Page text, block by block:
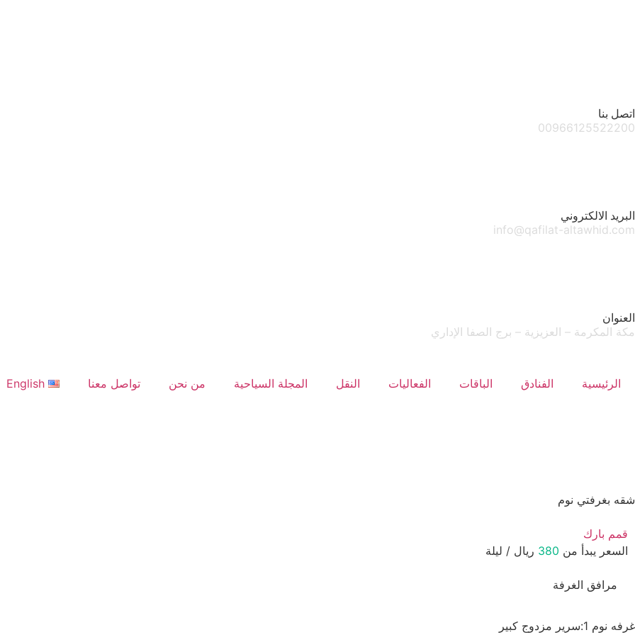
اتصل بنا
00966125522200
البريد الالكتروني
info@qafilat-altawhid.com
العنوان
مكة المكرمة – العزيزية – برج الصفا الإداري
الرئيسية الفنادق الباقات الفعاليات النقل المجلة السياحية من نحن تواصل معنا English
شقه بغرفتي نوم
قمم بارك
السعر يبدأ من 380 ريال / ليلة
مرافق الغرفة
غرفه نوم 1:سرير مزدوج كبير